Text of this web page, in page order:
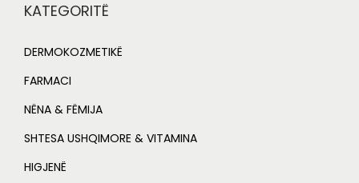
KATEGORITË
DERMOKOZMETIKË
FARMACI
NËNA & FËMIJA
SHTESA USHQIMORE & VITAMINA
HIGJENË